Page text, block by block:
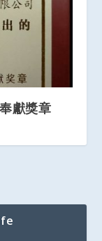
獻獎章